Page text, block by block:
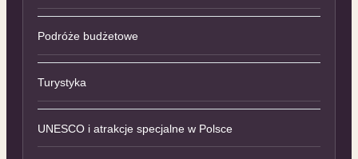
Podróże budżetowe
Turystyka
UNESCO i atrakcje specjalne w Polsce